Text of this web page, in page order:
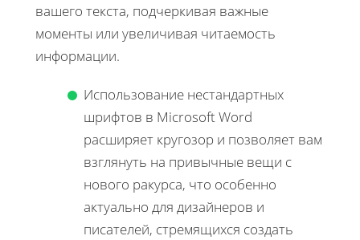
вашего текста, подчеркивая важные
моменты или увеличивая читаемость
информации.
Использование нестандартных
шрифтов в Microsoft Word
расширяет кругозор и позволяет вам
взглянуть на привычные вещи с
нового ракурса, что особенно
актуально для дизайнеров и
писателей, стремящихся создать